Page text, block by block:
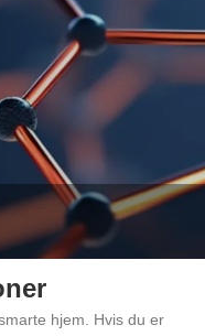
hjem. Hvis du er